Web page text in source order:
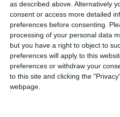
as described above. Alternatively
consent or access more detailed
preferences before consenting.
processing of your personal data
but you have a right to object to
preferences will apply to this
preferences or withdraw your
to this site and clicking the
webpage.
Acest formular colectează numele, e-
să putem urmări comentariile tale pe site.
Pentru mai multe informaţii, consultă
primi mai multe privind informaţii despre cum
Posteaza comentariul